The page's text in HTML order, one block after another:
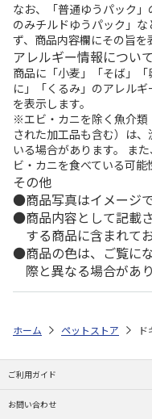
なお、「普通ゆうパック
のみチルドゆうパック」
ず、商品内容欄にその旨を
アレルギー情報について
商品に「小麦」「そば」
に」「くるみ」のアレル
を表示します。
※エビ・カニを除く魚介類
された加工品も含む）は
いる場合があります。 ま
ビ・カニを食べている可能
その他
商品写真はイメージで
商品内容として記載
する商品に含まれて
商品の色は、ご覧に
際と異なる場合があり
ホーム ペットストア
ご利用ガイド
お問い合わせ